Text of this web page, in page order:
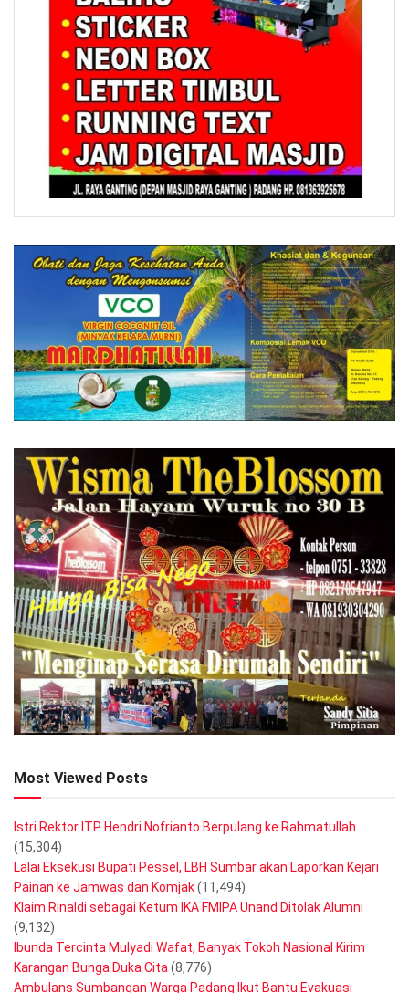
Most Viewed Posts
Istri Rektor ITP Hendri Nofrianto Berpulang ke Rahmatullah
(15,304)
Lalai Eksekusi Bupati Pessel, LBH Sumbar akan Laporkan Kejari
Painan ke Jamwas dan Komjak(11,494)
Klaim Rinaldi sebagai Ketum IKA FMIPA Unand Ditolak Alumni
(9,132)
Ibunda Tercinta Mulyadi Wafat, Banyak Tokoh Nasional Kirim
Karangan Bunga Duka Cita (8,776)
Ambulans Sumbangan Warga Padang Ikut Bantu Evakuasi